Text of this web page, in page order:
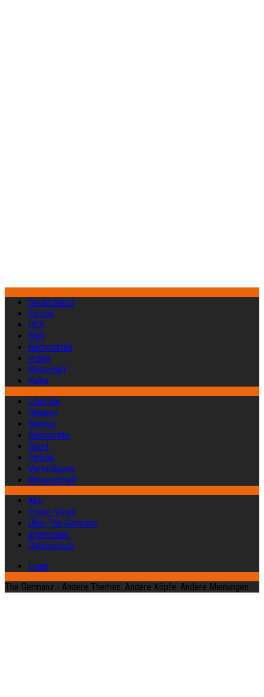
Deutschland
Europa
USA
Welt
Nachrichten
Politik
Wirtschaft
Kultur
Lifestyle
Glauben
Medien
Geschichte
Sport
Familie
Verteidigung
Wissenschaft
Abo
Früher Vogel
Über The Germanz
Impressum
Datenschutz
Login
The Germanz - Andere Themen. Andere Köpfe. Andere Meinungen.